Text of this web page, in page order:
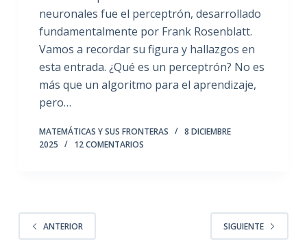
neuronales fue el perceptrón, desarrollado
fundamentalmente por Frank Rosenblatt.
Vamos a recordar su figura y hallazgos en
esta entrada. ¿Qué es un perceptrón? No es
más que un algoritmo para el aprendizaje,
pero…
MATEMÁTICAS Y SUS FRONTERAS
8 DICIEMBRE
2025
12 COMENTARIOS
ANTERIOR SIGUIENTE